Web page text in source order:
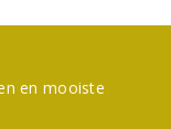
en mooiste